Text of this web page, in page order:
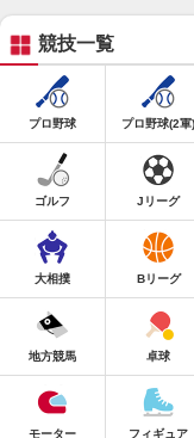
競技一覧
プロ野球 プロ野球(2軍)
ゴルフ Jリーグ
大相撲 Bリーグ
地方競馬 卓球
モーター フィギュア